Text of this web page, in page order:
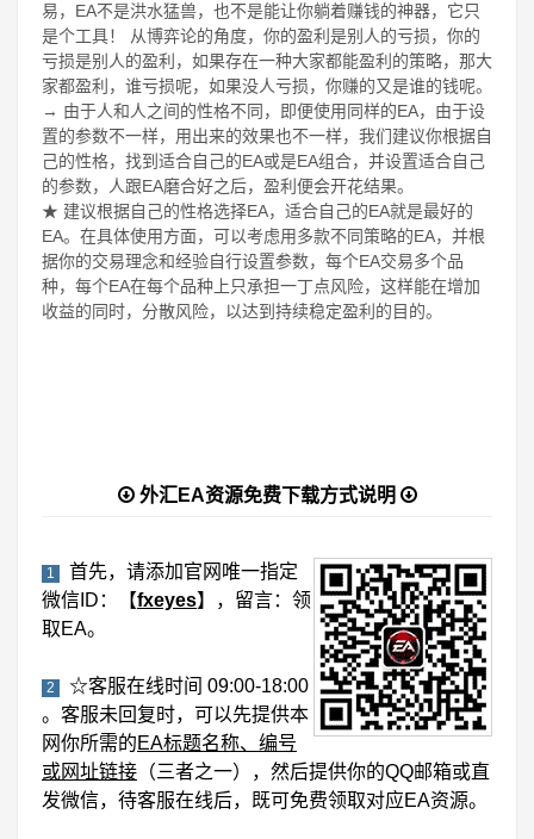
易，EA不是洪水猛兽，也不是能让你躺着赚钱的神器，它只
是个工具！ 从博弈论的角度，你的盈利是别人的亏损，你的
亏损是别人的盈利，如果存在一种大家都能盈利的策略，那大
家都盈利，谁亏损呢，如果没人亏损，你赚的又是谁的钱呢。
→ 由于人和人之间的性格不同，即便使用同样的EA，由于设
置的参数不一样，用出来的效果也不一样，我们建议你根据自
己的性格，找到适合自己的EA或是EA组合，并设置适合自己
的参数，人跟EA磨合好之后，盈利便会开花结果。
★ 建议根据自己的性格选择EA，适合自己的EA就是最好的
EA。在具体使用方面，可以考虑用多款不同策略的EA，并根
据你的交易理念和经验自行设置参数，每个EA交易多个品
种，每个EA在每个品种上只承担一丁点风险，这样能在增加
收益的同时，分散风险，以达到持续稳定盈利的目的。
外汇EA资源免费下载方式说明
1
首先，请添加官网唯一指定
微信ID：【fxeyes】，留言：领
取EA。
2
☆客服在线时间 09:00-18:00
。客服未回复时，可以先提供本
网你所需的EA标题名称、编号
或网址链接 （三者之一），然后提供你的QQ邮箱或直
发微信，待客服在线后，既可免费领取对应EA资源。